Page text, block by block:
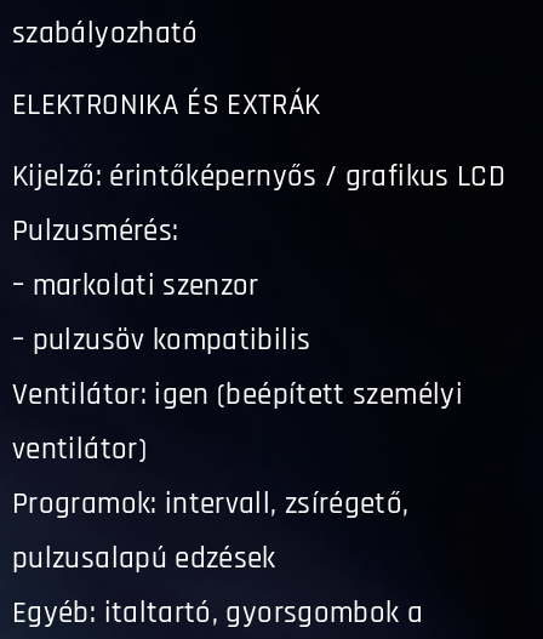
szabályozható
ELEKTRONIKA ÉS EXTRÁK
Kijelző: érintőképernyős / grafikus LCD
Pulzusmérés:
– markolati szenzor
– pulzusöv kompatibilis
Ventilátor: igen (beépített személyi
ventilátor)
Programok: intervall, zsírégető,
pulzusalapú edzések
Egyéb: italtartó, gyorsgombok a